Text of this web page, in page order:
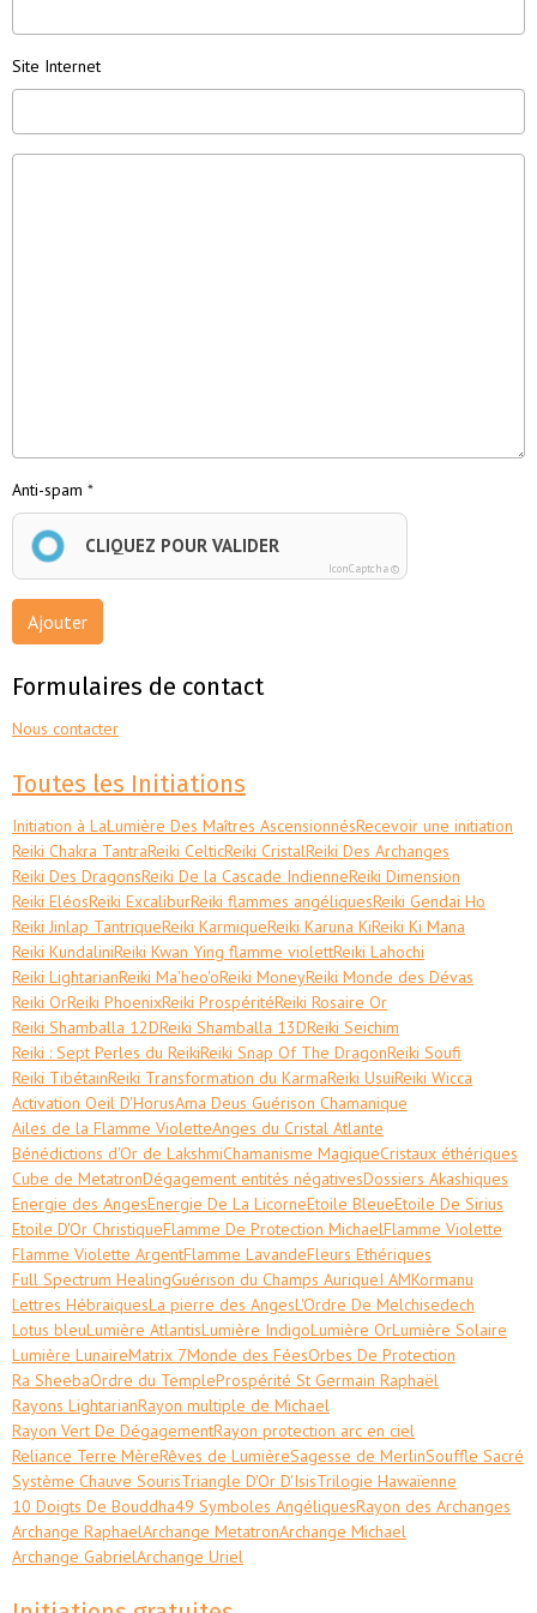
Site Internet
Anti-spam
CLIQUEZ POUR VALIDER
IconCaptcha ©
Ajouter
Formulaires de contact
Nous contacter
Toutes les Initiations
Initiation à LaLumière Des Maîtres AscensionnésRecevoir une initiation
Reiki Chakra TantraReiki CelticReiki CristalReiki Des Archanges
Reiki Des DragonsReiki De la Cascade IndienneReiki Dimension
Reiki EléosReiki ExcaliburReiki flammes angéliquesReiki Gendai Ho
Reiki Jinlap TantriqueReiki KarmiqueReiki Karuna KiReiki Ki Mana
Reiki KundaliniReiki Kwan Ying flamme violettReiki Lahochi
Reiki LightarianReiki Ma'heo'oReiki MoneyReiki Monde des Dévas
Reiki OrReiki PhoenixReiki ProspéritéReiki Rosaire Or
Reiki Shamballa 12DReiki Shamballa 13DReiki Seichim
Reiki : Sept Perles du ReikiReiki Snap Of The DragonReiki Soufi
Reiki TibétainReiki Transformation du KarmaReiki UsuiReiki Wicca
Activation Oeil D'HorusAma Deus Guérison Chamanique
Ailes de la Flamme VioletteAnges du Cristal Atlante
Bénédictions d'Or de LakshmiChamanisme MagiqueCristaux éthériques
Cube de MetatronDégagement entités négativesDossiers Akashiques
Energie des AngesEnergie De La LicorneEtoile BleueEtoile De Sirius
Etoile D'Or ChristiqueFlamme De Protection MichaelFlamme Violette
Flamme Violette ArgentFlamme LavandeFleurs Ethériques
Full Spectrum HealingGuérison du Champs AuriqueI AMKormanu
Lettres HébraiquesLa pierre des AngesL'Ordre De Melchisedech
Lotus bleuLumière AtlantisLumière IndigoLumière OrLumière Solaire
Lumière LunaireMatrix 7Monde des FéesOrbes De Protection
Ra SheebaOrdre du TempleProspérité St Germain Raphaël
Rayons LightarianRayon multiple de Michael
Rayon Vert De DégagementRayon protection arc en ciel
Reliance Terre MèreRêves de LumièreSagesse de MerlinSouffle Sacré
Système Chauve SourisTriangle D'Or D'IsisTrilogie Hawaïenne
10 Doigts De Bouddha49 Symboles AngéliquesRayon des Archanges
Archange RaphaelArchange MetatronArchange Michael
Archange GabrielArchange Uriel